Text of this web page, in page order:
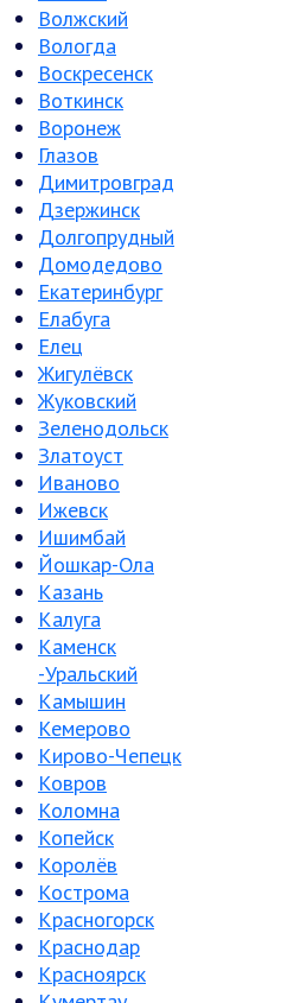
Волжский
Вологда
Воскресенск
Воткинск
Воронеж
Глазов
Димитровград
Дзержинск
Долгопрудный
Домодедово
Екатеринбург
Елабуга
Елец
Жигулёвск
Жуковский
Зеленодольск
Златоуст
Иваново
Ижевск
Ишимбай
Йошкар-Ола
Казань
Калуга
Каменск
-Уральский
Камышин
Кемерово
Кирово-Чепецк
Ковров
Коломна
Копейск
Королёв
Кострома
Красногорск
Краснодар
Красноярск